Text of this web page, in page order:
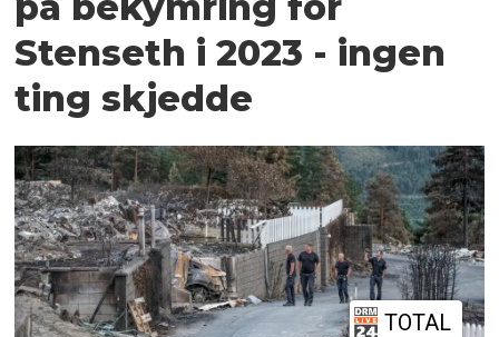
Stenseth i 2023 - ingen
ting skjedde
TOTAL